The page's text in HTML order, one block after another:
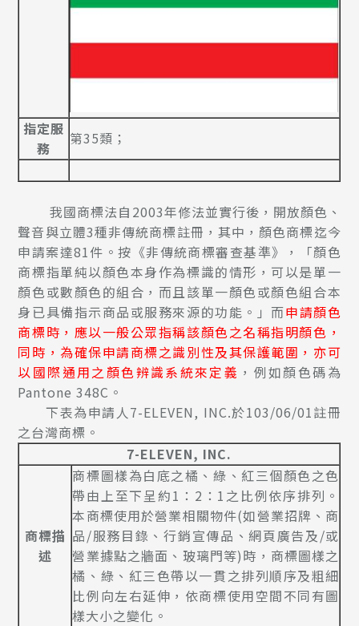
指定服
務
第35類；
我國商標法自2003年修法並實行後，開放顏色、
聲音與立體3種非傳統商標註冊，其中，顏色商標迄今
申請案達81件。按《非傳統商標審查基準》，「顏色
商標指單純以顏色本身作為標識的情形，可以是單一
顏色或數顏色的組合，而且該單一顏色或顏色組合本
身已具備指示商品或服務來源的功能。」而申請顏色
商標時，應以一般公眾指稱該顏色之名稱指明顏色，
同時，為確保申請商標之識別性及其保護範圍，亦可
以國際通用之顏色辨識系統來定義 ，例如顏色碼為
Pantone 348C。
下表為申請人7-ELEVEN, INC.於103/06/01註冊
之台灣商標。
7-ELEVEN, INC.
商標描
述
商標圖樣為白底之橘、綠、紅三個顏色之色
帶由上至下呈約1：2：1之比例依序排列。
本商標使用於營業相關物件(如營業招牌、商
品/服務目錄、行銷宣傳品、網頁廣告及/或
營業據點之牆面、玻璃門等)時，商標圖樣之
橘、綠、紅三色帶以一貫之排列順序及粗細
比例向左右延伸，依商標使用空間不同有圖
樣大小之變化。